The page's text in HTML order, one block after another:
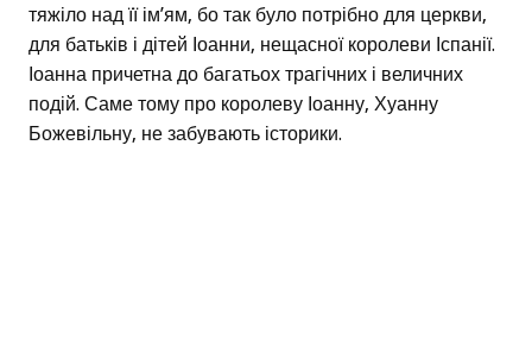
тяжіло над її ім’ям, бо так було потрібно для церкви,
для батьків і дітей Іоанни, нещасної королеви Іспанії.
Іоанна причетна до багатьох трагічних і величних
подій. Саме тому про королеву Іоанну, Хуанну
Божевільну, не забувають історики.